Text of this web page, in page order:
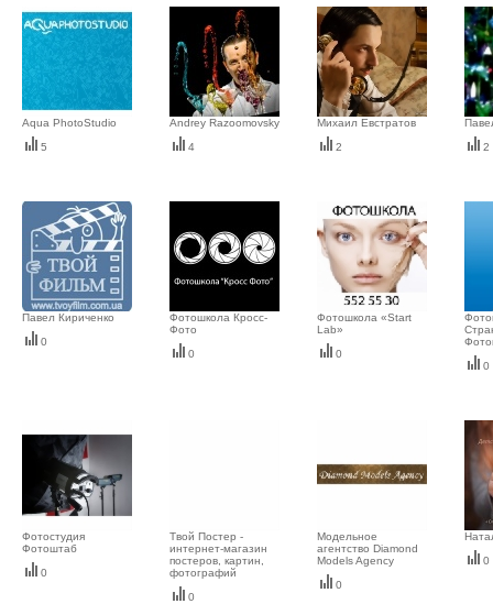
Aqua PhotoStudio
5
Andrey Razoomovsky
4
Михаил Евстратов
2
2
Павел Кириченко
0
Фотошкола Кросс-
Фото
0
Фотошкола «Start
Lab»
0
0
Фотостудия
Фотоштаб
0
Твой Постер -
интернет-магазин
постеров, картин,
фотографий
0
Модельное
агентство Diamond
Models Agency
0
0